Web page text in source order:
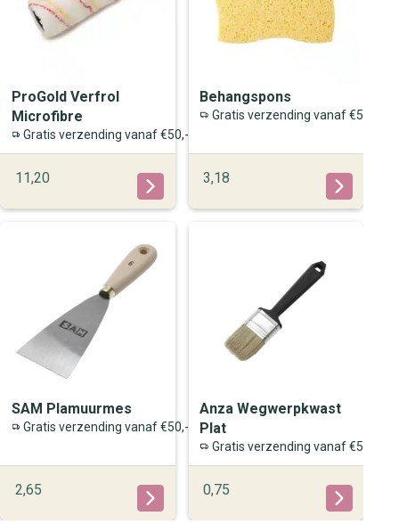
ProGold Verfrol
Microfibre
Gratis verzending vanaf €50,-
11,20
Behangspons
Gratis verzending vanaf €50,-
3,18
SAM Plamuurmes
Gratis verzending vanaf €50,-
2,65
Anza Wegwerpkwast
Plat
Gratis verzending vanaf €50,-
0,75